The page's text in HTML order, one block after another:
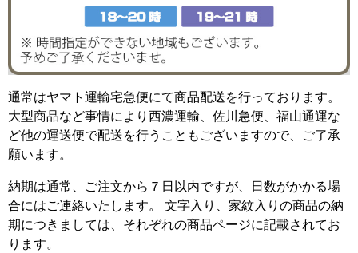
通常はヤマト運輸宅急便にて商品配送を行っております。
大型商品など事情により西濃運輸、佐川急便、福山通運な
ど他の運送便で配送を行うこともございますので、ご了承
願います。
納期は通常、ご注文から７日以内ですが、日数がかかる場
合にはご連絡いたします。 文字入り、家紋入りの商品の納
期につきましては、それぞれの商品ページに記載されてお
ります。